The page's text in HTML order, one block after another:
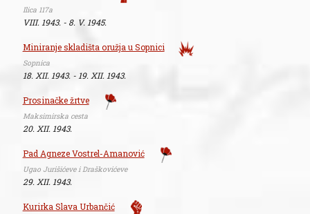
Ilica 117a
VIII. 1943. - 8. V. 1945.
Miniranje skladišta oružja u Sopnici
Sopnica
18. XII. 1943. - 19. XII. 1943.
Prosinačke žrtve
Maksimirska cesta
20. XII. 1943.
Pad Agneze Vostrel-Amanović
Ugao Jurišićeve i Draškovićeve
29. XII. 1943.
Kurirka Slava Urbančić